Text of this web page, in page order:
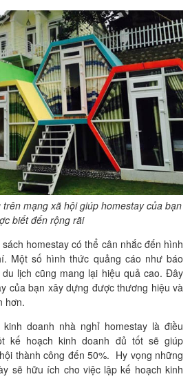
mạng xã hội giúp homestay của bạn
biết đến rộng rãi
homestay có thể cân nhắc đến hình
Một số hình thức quảng cáo như báo
lịch cũng mang lại hiệu quả cao. Đây
của bạn xây dựng được thương hiệu và
hơn.
doanh nhà nghỉ homestay là điều
kế hoạch kinh doanh đủ tốt sẽ giúp
thành công đến 50%. Hy vọng những
sẽ hữu ích cho việc lập kế hoạch kinh